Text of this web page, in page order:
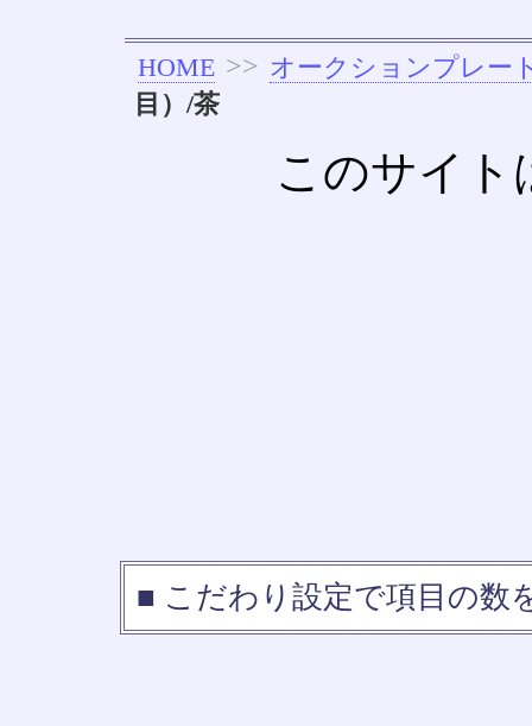
HOME >> オークションプレー
目）/茶
このサイト
■ こだわり設定で項目の数